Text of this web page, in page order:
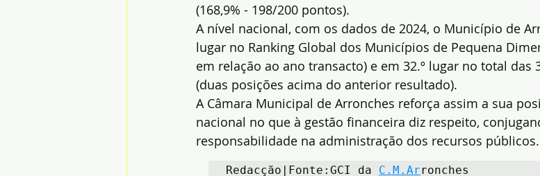
(168,9% - 198/200 pontos).
A nível nacional, com os dados de 2024, o Município de
lugar no Ranking Global dos Municípios de Pequena
em relação ao ano transacto) e em 32.º lugar no total das
(duas posições acima do anterior resultado).
A Câmara Municipal de Arronches reforça assim a sua
nacional no que à gestão financeira diz respeito,
responsabilidade na administração dos recursos públicos.
Redacção|Fonte:GCI da C.M.Arronches